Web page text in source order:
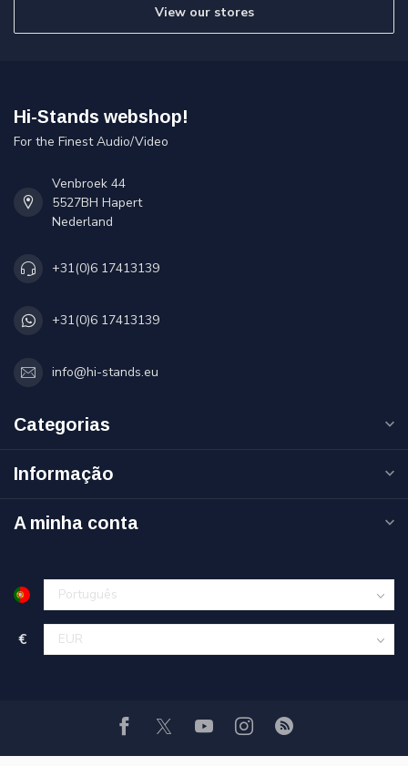
View our stores
Hi-Stands webshop!
For the Finest Audio/Video
Venbroek 44
5527BH Hapert
Nederland
+31(0)6 17413139
+31(0)6 17413139
info@hi-stands.eu
Categorias
Informação
A minha conta
€